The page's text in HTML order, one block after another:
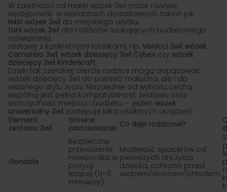
W zależności od marki wózek 3w1 może również
występować w wariantach dodatkowych, takich jak:
lekki wózek 3w1 do miejskiego użytku,
tani wózek 3w1 dla rodziców szukających budżetowego
rozwiązania,
zestawy z konkretnymi fotelikami, np. Venicci 3w1, wózek
Camarelo 3w1, wózek dziecięcy 3w1 Cybex czy wózek
dziecięcy 3w1 Kinderkraft.
Dzięki tak szerokiej ofercie rodzice mogą dopasować
wózek dziecięcy 3w1 do potrzeb malucha, ale i do
własnego stylu życia. Niezależnie od wyboru, cechą
wspólną jest pełna kompatybilność zestawu oraz
oszczędność miejsca i budżetu — jeden wózek
uniwersalny 3w1 zastępuje kilka osobnych urządzeń.
Element
zestawu 3w1
Główne
zastosowanie Co daje rodzicowi?
Gondola
Bezpieczne
przewożenie
noworodka w
pozycji
leżącej (0–6
miesięcy).
Możliwość spacerów od
pierwszych dni życia
dziecka, ochrona przed
wiatrem/słońcem/chłodem.